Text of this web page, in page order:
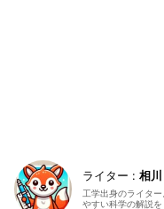
相
工学出身のライタ
やすい科学の解説を